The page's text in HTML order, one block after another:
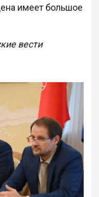
имеет большое
вести